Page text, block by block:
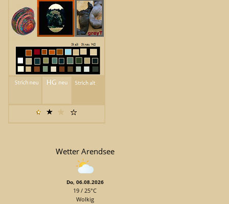
Wetter Arendsee
Do, 06.08.2026
19 / 25°C
Wolkig